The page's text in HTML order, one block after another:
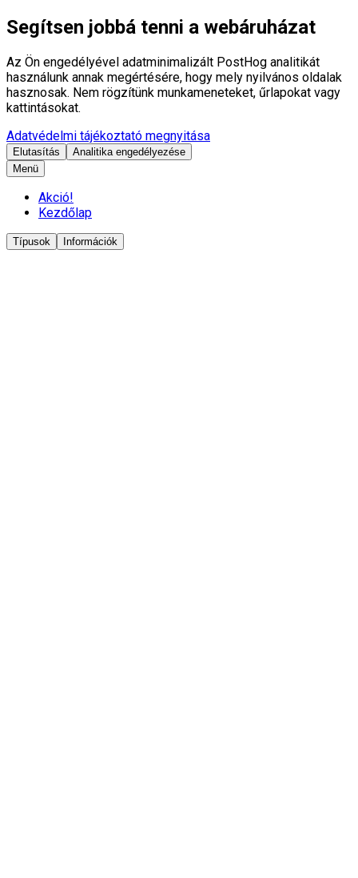
Segítsen jobbá tenni a webáruházat
Az Ön engedélyével adatminimalizált PostHog analitikát
használunk annak megértésére, hogy mely nyilvános oldalak
hasznosak. Nem rögzítünk munkameneteket, űrlapokat vagy
kattintásokat.
Adatvédelmi tájékoztató megnyitása
Elutasítás
Analitika engedélyezése
Menü
Akció!
Kezdőlap
Típusok Információk